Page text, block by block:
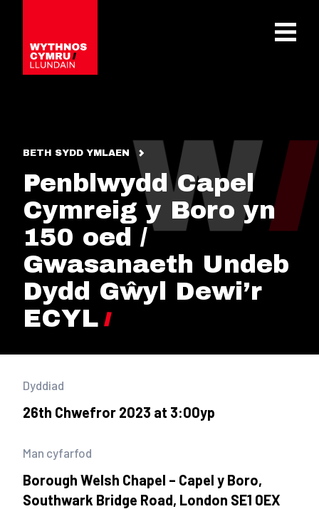
OPEN
BETH SYDD YMLAEN
Penblwydd Capel
Cymreig y Boro yn
150 oed /
Gwasanaeth Undeb
Dydd Gŵyl Dewi’r
ECYL
Dyddiad
26th Chwefror 2023 at 3:00yp
Man cyfarfod
Borough Welsh Chapel – Capel y Boro,
Southwark Bridge Road, London SE1 0EX